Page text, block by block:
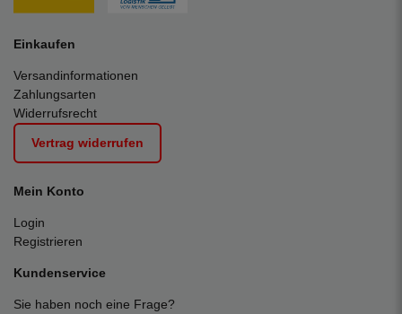
Einkaufen
Versandinformationen
Zahlungsarten
Widerrufsrecht
Vertrag widerrufen
Mein Konto
Login
Registrieren
Kundenservice
Sie haben noch eine Frage?